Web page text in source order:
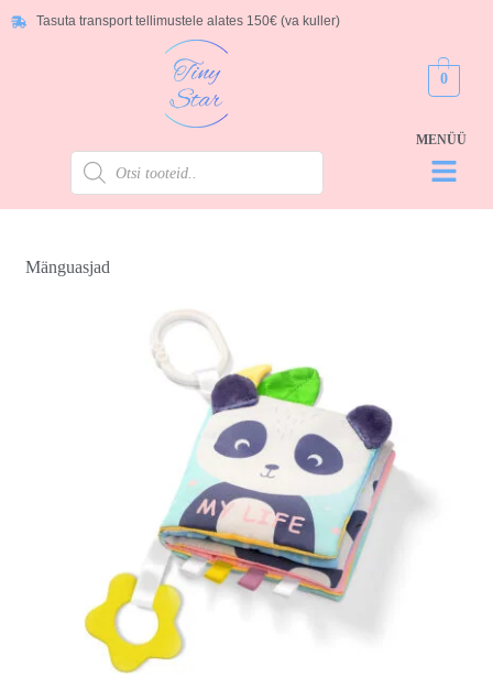
Tasuta transport tellimustele alates 150€ (va kuller)
0
Mänguasjad